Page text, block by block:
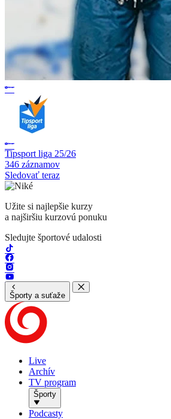
Tipsport liga 25/26
346 záznamov
Sledovať teraz
Užite si najlepšie kurzy
a najširšiu kurzovú ponuku
Sledujte športové udalosti
Športy a suťaže
Live
Archív
TV program
Športy
Podcasty